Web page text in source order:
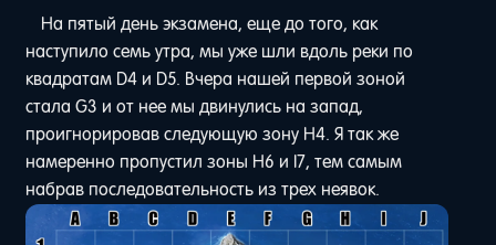
На пятый день экзамена, еще до того, как
наступило семь утра, мы уже шли вдоль реки по
квадратам D4 и D5. Вчера нашей первой зоной
стала G3 и от нее мы двинулись на запад,
проигнорировав следующую зону H4. Я так же
намеренно пропустил зоны H6 и I7, тем самым
набрав последовательность из трех неявок.